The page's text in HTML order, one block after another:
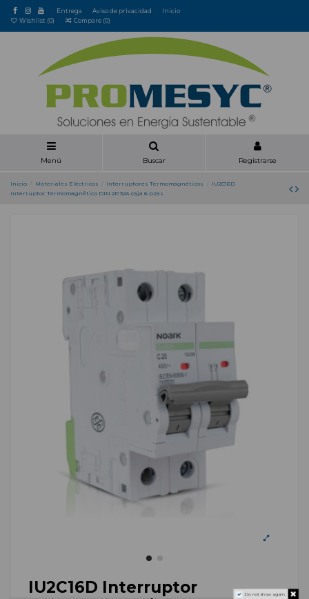
Entrega Aviso de privacidad
Inicio
Wishlist (0) Compare (0)
Menú Buscar Registrarse
Inicio Materiales Eléctricos Interruptores Termomagnéticos
IU2C16D
Interruptor Termomagnético DIN 2P 32A caja 6 pzas
IU2C16D Interruptor
Do not show again.